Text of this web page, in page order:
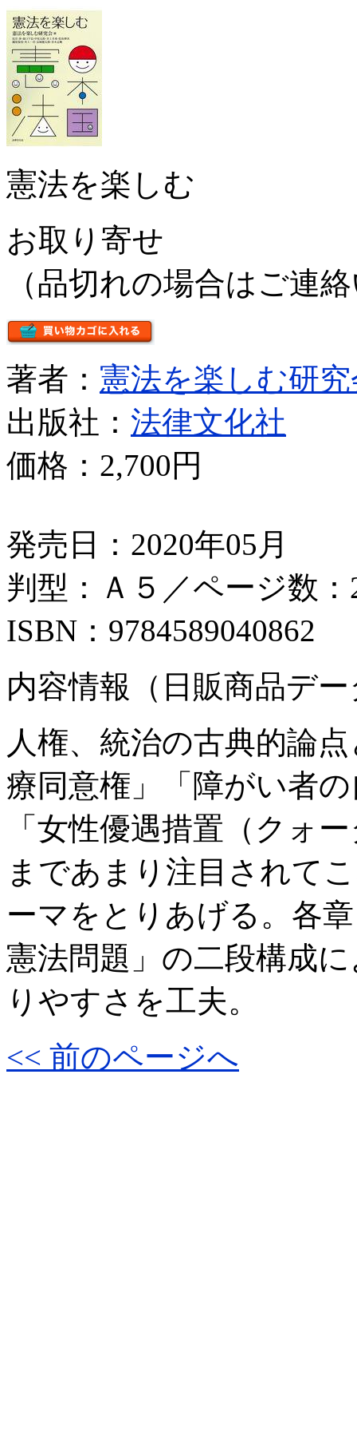
憲法を楽しむ
お取り寄せ
（品切れの場合はご連
著者： 憲法を楽しむ研
出版社： 法律文化社
価格： 2,700円
発売日：2020年05月
判型：Ａ５／ページ数：
ISBN：9784589040862
内容情報（日販商品デ
人権、統治の古典的論
療同意権」「障がい者
「女性優遇措置（クォ
まであまり注目されて
ーマをとりあげる。各
憲法問題」の二段構成
りやすさを工夫。
<< 前のページへ